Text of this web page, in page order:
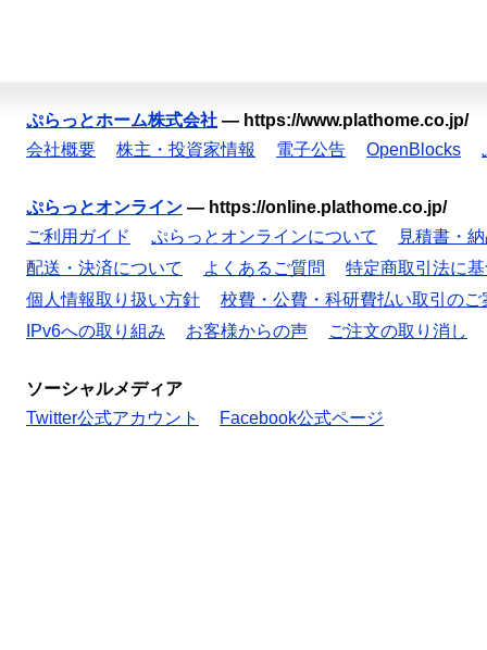
ぷらっとホーム株式会社 — https://www.plathome.co.jp/
会社概要
株主・投資家情報 電子公告 OpenBlocks
ぷらっとオンライン — https://online.plathome.co.jp/
ご利用ガイド
ぷらっとオンラインについて
見積書・
配送・決済について
よくあるご質問
特定商取引法に
個人情報取り扱い方針
校費・公費・科研費払い取引のご
IPv6への取り組み
お客様からの声 ご注文の取り消し
ソーシャルメディア
Twitter公式アカウント
Facebook公式ページ